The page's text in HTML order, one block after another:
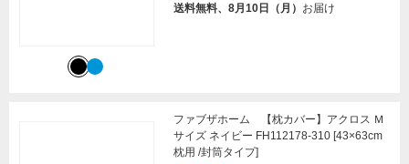
送料無料、8月10日（月） お届け
ファブザホーム 【枕カバー】アクロス Ｍ
サイズ ネイビー FH112178-310 [43×63cm
枕用 /封筒タイプ]